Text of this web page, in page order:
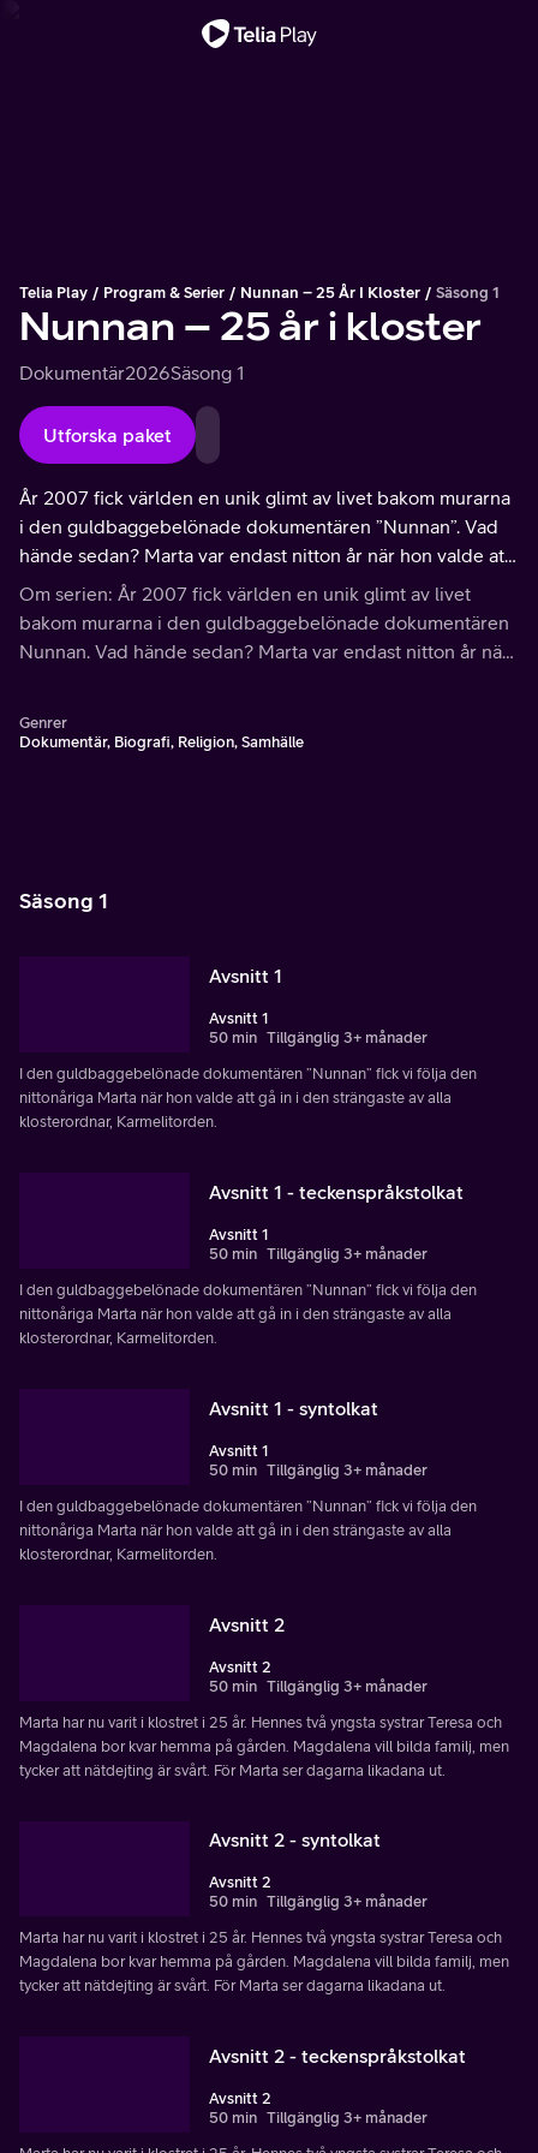
Telia Play Program & Serier Nunnan – 25 År I Kloster Säsong 1
Nunnan – 25 år i kloster
Dokumentär2026Säsong 1
Utforska paket
År 2007 fick världen en unik glimt av livet bakom murarna
i den guldbaggebelönade dokumentären ”Nunnan”. Vad
hände sedan? Marta var endast nitton år när hon valde att
gå in i den strängaste av alla klosterordnar, Karmelitorden.
Om serien: År 2007 fick världen en unik glimt av livet
bakom murarna i den guldbaggebelönade dokumentären
Nunnan. Vad hände sedan? Marta var endast nitton år när
Genrer
Dokumentär, Biografi, Religion, Samhälle
Säsong 1
Avsnitt 1
Avsnitt 1
50 min Tillgänglig 3+ månader
I den guldbaggebelönade dokumentären ”Nunnan” fick vi följa den
nittonåriga Marta när hon valde att gå in i den strängaste av alla
klosterordnar, Karmelitorden.
Avsnitt 1 - teckenspråkstolkat
Avsnitt 1
50 min Tillgänglig 3+ månader
I den guldbaggebelönade dokumentären ”Nunnan” fick vi följa den
nittonåriga Marta när hon valde att gå in i den strängaste av alla
klosterordnar, Karmelitorden.
Avsnitt 1 - syntolkat
Avsnitt 1
50 min Tillgänglig 3+ månader
I den guldbaggebelönade dokumentären ”Nunnan” fick vi följa den
nittonåriga Marta när hon valde att gå in i den strängaste av alla
klosterordnar, Karmelitorden.
Avsnitt 2
Avsnitt 2
50 min Tillgänglig 3+ månader
Marta har nu varit i klostret i 25 år. Hennes två yngsta systrar Teresa och
Magdalena bor kvar hemma på gården. Magdalena vill bilda familj, men
tycker att nätdejting är svårt. För Marta ser dagarna likadana ut.
Avsnitt 2 - syntolkat
Avsnitt 2
50 min Tillgänglig 3+ månader
Marta har nu varit i klostret i 25 år. Hennes två yngsta systrar Teresa och
Magdalena bor kvar hemma på gården. Magdalena vill bilda familj, men
tycker att nätdejting är svårt. För Marta ser dagarna likadana ut.
Avsnitt 2 - teckenspråkstolkat
Avsnitt 2
50 min Tillgänglig 3+ månader